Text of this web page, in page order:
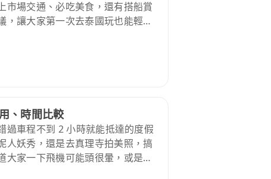
市場交通、必吃美食，還有搭船賞
讓大家第一次去泰國玩也能輕鬆
、時間比較
過車程不到 2 小時就能抵達的度假
人妖秀，還是去真理寺拍美照，搞
家一下飛機可能頭很暈，或是拖
2026 年最新版的「曼谷到芭達